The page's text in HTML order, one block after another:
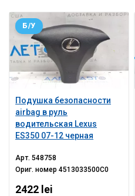
Подушка безопасности
airbag в руль
водительская Lexus
ES350 07-12 черная
Б/У
Арт.548758
Ориг. номер4513033500C0
2422 lei